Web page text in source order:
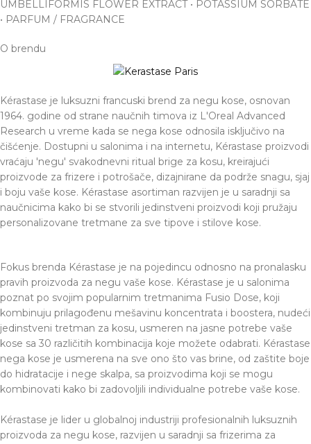
UMBELLIFORMIS FLOWER EXTRACT • POTASSIUM SORBATE
• PARFUM / FRAGRANCE
O brendu
Kérastase je luksuzni francuski brend za negu kose, osnovan
1964. godine od strane naučnih timova iz L'Oreal Advanced
Research u vreme kada se nega kose odnosila isključivo na
čišćenje. Dostupni u salonima i na internetu, Kérastase proizvodi
vraćaju 'negu' svakodnevni ritual brige za kosu, kreirajući
proizvode za frizere i potrošače, dizajnirane da podrže snagu, sjaj
i boju vaše kose. Kérastase asortiman razvijen je u saradnji sa
naučnicima kako bi se stvorili jedinstveni proizvodi koji pružaju
personalizovane tretmane za sve tipove i stilove kose.
Fokus brenda Kérastase je na pojedincu odnosno na pronalasku
pravih proizvoda za negu vaše kose. Kérastase je u salonima
poznat po svojim popularnim tretmanima Fusio Dose, koji
kombinuju prilagođenu mešavinu koncentrata i boostera, nudeći
jedinstveni tretman za kosu, usmeren na jasne potrebe vaše
kose sa 30 različitih kombinacija koje možete odabrati. Kérastase
nega kose je usmerena na sve ono što vas brine, od zaštite boje
do hidratacije i nege skalpa, sa proizvodima koji se mogu
kombinovati kako bi zadovoljili individualne potrebe vaše kose.
Kérastase je lider u globalnoj industriji profesionalnih luksuznih
proizvoda za negu kose, razvijen u saradnji sa frizerima za